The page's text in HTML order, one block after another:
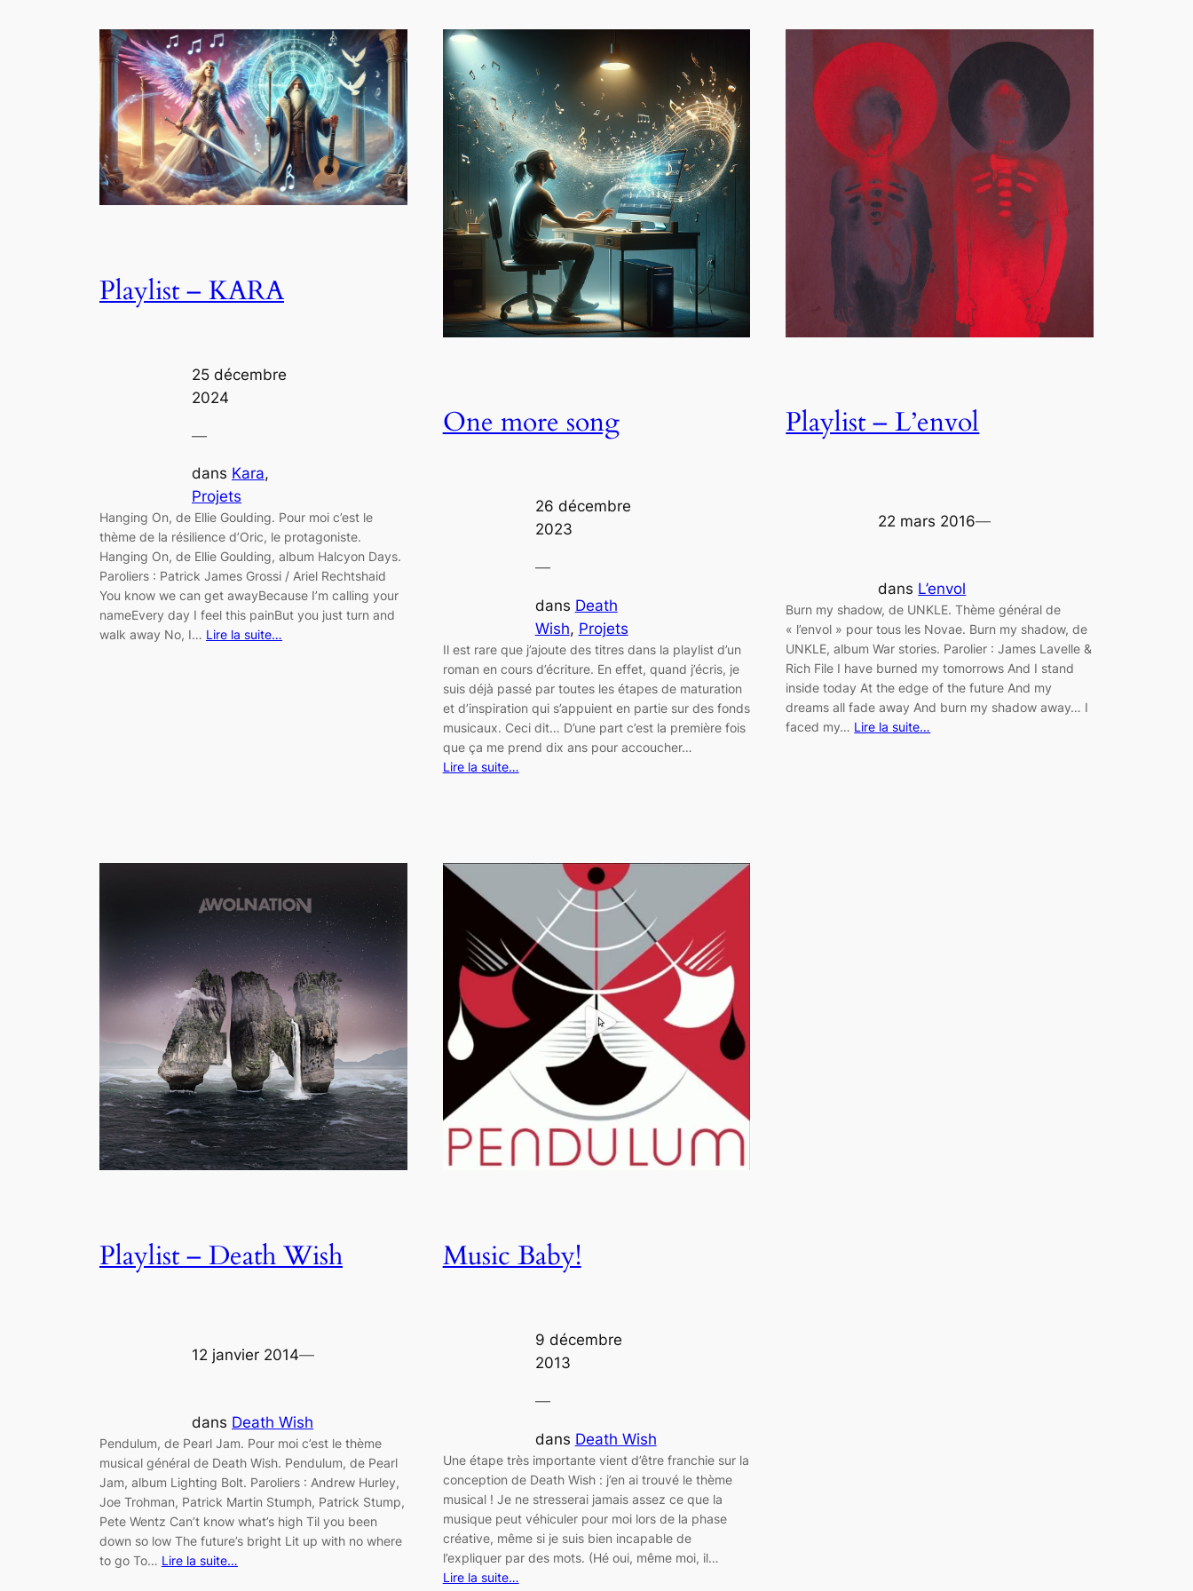
Playlist – KARA
25 décembre
2024
—
dans Kara
Projets
Hanging On, de Ellie Goulding. Pour moi c’est le
thème de la résilience d’Oric, le protagoniste.
Hanging On, de Ellie Goulding, album Halcyon Days.
Paroliers : Patrick James Grossi / Ariel Rechtshaid
You know we can get awayBecause I’m calling your
nameEvery day I feel this painBut you just turn and
walk away No, I… Lire la suite…
One more song
26 décembre
2023
—
dans Death
Wish, Projets
Il est rare que j’ajoute des titres dans la playlist d’un
roman en cours d’écriture. En effet, quand j’écris, je
suis déjà passé par toutes les étapes de maturation
et d’inspiration qui s’appuient en partie sur des fonds
musicaux. Ceci dit… D’une part c’est la première fois
que ça me prend dix ans pour accoucher…
Lire la suite…
Playlist – L’envol
22 mars 2016—
dans L’envol
Burn my shadow, de UNKLE. Thème général de
« l’envol » pour tous les Novae. Burn my shadow, de
UNKLE, album War stories. Parolier : James Lavelle &
Rich File I have burned my tomorrows And I stand
inside today At the edge of the future And my
dreams all fade away And burn my shadow away… I
faced my… Lire la suite…
Playlist – Death Wish
12 janvier 2014—
dans Death Wish
Pendulum, de Pearl Jam. Pour moi c’est le thème
musical général de Death Wish. Pendulum, de Pearl
Jam, album Lighting Bolt. Paroliers : Andrew Hurley,
Joe Trohman, Patrick Martin Stumph, Patrick Stump,
Pete Wentz Can’t know what’s high Til you been
down so low The future’s bright Lit up with no where
to go To… Lire la suite…
Music Baby!
9 décembre
2013
—
dans Death Wish
Une étape très importante vient d’être franchie sur la
conception de Death Wish : j’en ai trouvé le thème
musical ! Je ne stresserai jamais assez ce que la
musique peut véhiculer pour moi lors de la phase
créative, même si je suis bien incapable de
l’expliquer par des mots. (Hé oui, même moi, il…
Lire la suite…